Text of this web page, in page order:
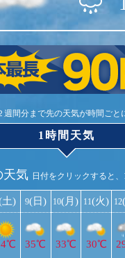
週間分まで先の天気が時間ごと
1時間天気
天気 日付をクリックすると
土) 9(日)
35℃
10(月)
33℃
11(火)
30℃
12